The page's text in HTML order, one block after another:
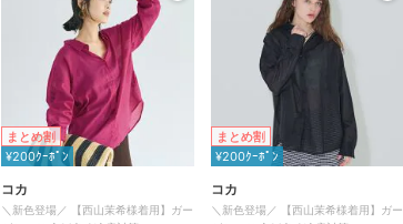
まとめ割
¥200ｸｰﾎﾟﾝ
コカ
＼新色登場／ 【西山茉希様着用】ガー
まとめ割
¥200ｸｰﾎﾟﾝ
コカ
＼新色登場／ 【西山茉希様着用】ガー